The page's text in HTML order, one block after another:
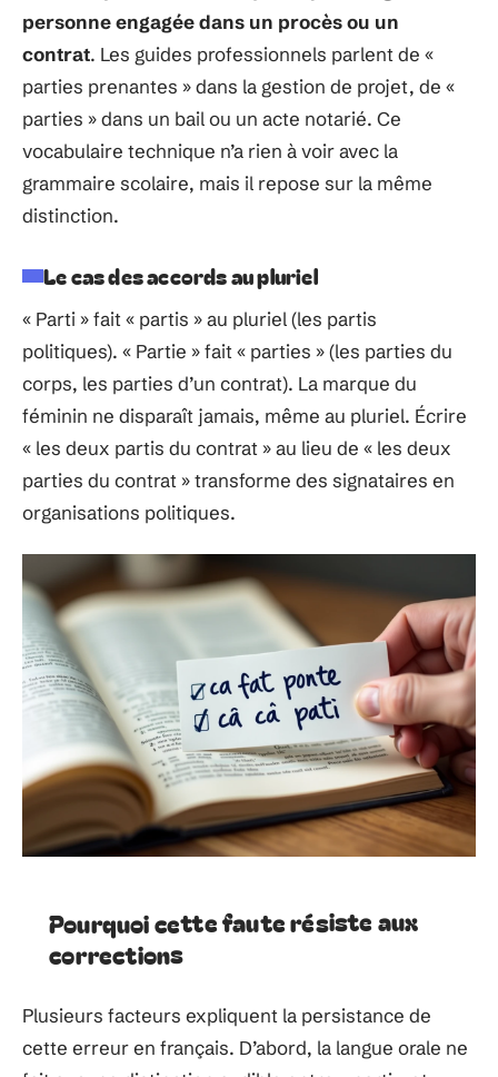
personne engagée dans un procès ou un
contrat. Les guides professionnels parlent de «
parties prenantes » dans la gestion de projet, de «
parties » dans un bail ou un acte notarié. Ce
vocabulaire technique n’a rien à voir avec la
grammaire scolaire, mais il repose sur la même
distinction.
Le cas des accords au pluriel
« Parti » fait « partis » au pluriel (les partis
politiques). « Partie » fait « parties » (les parties du
corps, les parties d’un contrat). La marque du
féminin ne disparaît jamais, même au pluriel. Écrire
« les deux partis du contrat » au lieu de « les deux
parties du contrat » transforme des signataires en
organisations politiques.
Pourquoi cette faute résiste aux
corrections
Plusieurs facteurs expliquent la persistance de
cette erreur en français. D’abord, la langue orale ne